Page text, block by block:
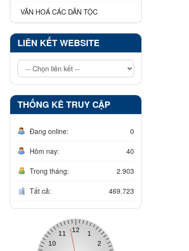
VĂN HOÁ CÁC DÂN TỘC
LIÊN KẾT WEBSITE
THỐNG KÊ TRUY CẬP
Đang online: 0
Hôm nay: 40
Trong tháng: 2.903
Tất cả: 469.723